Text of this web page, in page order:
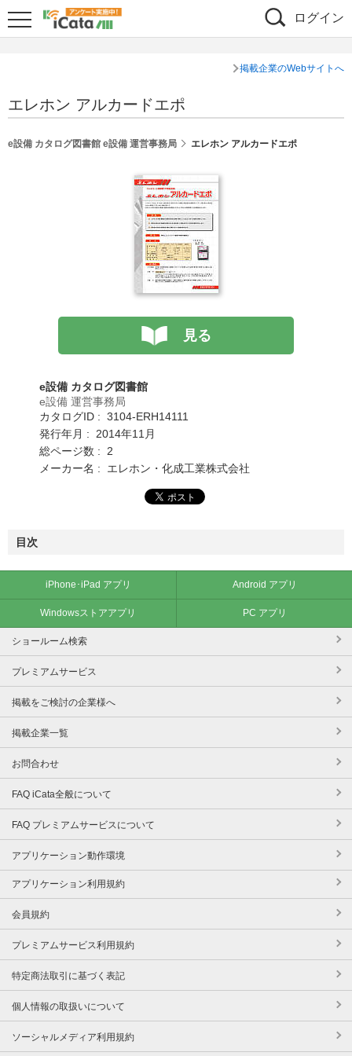
ログイン
掲載企業のWebサイトへ
エレホン アルカードエポ
e設備 カタログ図書館 e設備 運営事務局 エレホン アルカードエポ
見る
e設備 カタログ図書館
e設備 運営事務局
カタログID : 3104-ERH14111
発行年月 : 2014年11月
総ページ数 : 2
メーカー名 : エレホン・化成工業株式会社
目次
iPhone･iPad アプリ Android アプリ
Windowsストアアプリ PC アプリ
ショールーム検索
プレミアムサービス
掲載をご検討の企業様へ
掲載企業一覧
お問合わせ
FAQ iCata全般について
FAQ プレミアムサービスについて
アプリケーション動作環境
アプリケーション利用規約
会員規約
プレミアムサービス利用規約
特定商法取引に基づく表記
個人情報の取扱いについて
ソーシャルメディア利用規約